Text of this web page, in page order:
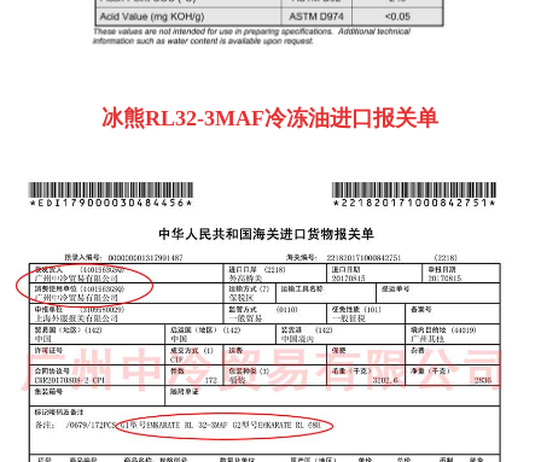
冰熊RL32-3MAF冷冻油进口报关单